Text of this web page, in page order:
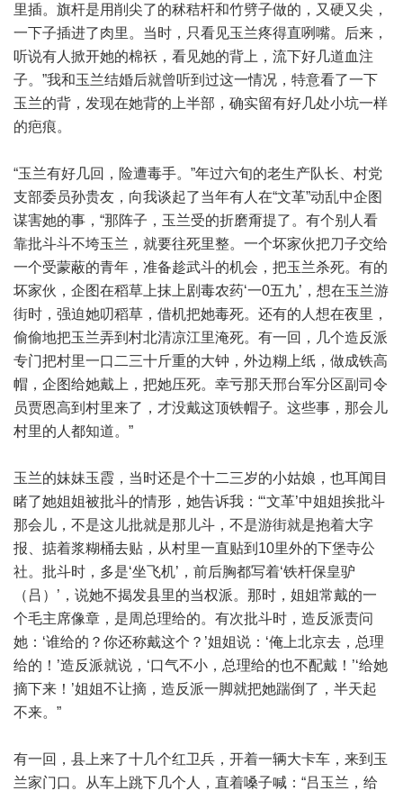
里插。旗杆是用削尖了的秫秸杆和竹劈子做的，又硬又尖，
一下子插进了肉里。当时，只看见玉兰疼得直咧嘴。后来，
听说有人掀开她的棉袄，看见她的背上，流下好几道血注
子。”我和玉兰结婚后就曾听到过这一情况，特意看了一下
玉兰的背，发现在她背的上半部，确实留有好几处小坑一样
的疤痕。
“玉兰有好几回，险遭毒手。”年过六旬的老生产队长、村党
支部委员孙贵友，向我谈起了当年有人在“文革”动乱中企图
谋害她的事，“那阵子，玉兰受的折磨甭提了。有个别人看
靠批斗斗不垮玉兰，就要往死里整。一个坏家伙把刀子交给
一个受蒙蔽的青年，准备趁武斗的机会，把玉兰杀死。有的
坏家伙，企图在稻草上抹上剧毒农药‘一0五九’，想在玉兰游
街时，强迫她叨稻草，借机把她毒死。还有的人想在夜里，
偷偷地把玉兰弄到村北清凉江里淹死。有一回，几个造反派
专门把村里一口二三十斤重的大钟，外边糊上纸，做成铁高
帽，企图给她戴上，把她压死。幸亏那天邢台军分区副司令
员贾恩高到村里来了，才没戴这顶铁帽子。这些事，那会儿
村里的人都知道。”
玉兰的妹妹玉霞，当时还是个十二三岁的小姑娘，也耳闻目
睹了她姐姐被批斗的情形，她告诉我：“‘文革’中姐姐挨批斗
那会儿，不是这儿批就是那儿斗，不是游街就是抱着大字
报、掂着浆糊桶去贴，从村里一直贴到10里外的下堡寺公
社。批斗时，多是‘坐飞机’，前后胸都写着‘铁杆保皇驴
（吕）’，说她不揭发县里的当权派。那时，姐姐常戴的一
个毛主席像章，是周总理给的。有次批斗时，造反派责问
她：‘谁给的？你还称戴这个？’姐姐说：‘俺上北京去，总理
给的！’造反派就说，‘口气不小，总理给的也不配戴！’‘给她
摘下来！’姐姐不让摘，造反派一脚就把她踹倒了，半天起
不来。”
有一回，县上来了十几个红卫兵，开着一辆大卡车，来到玉
兰家门口。从车上跳下几个人，直着嗓子喊：“吕玉兰，给